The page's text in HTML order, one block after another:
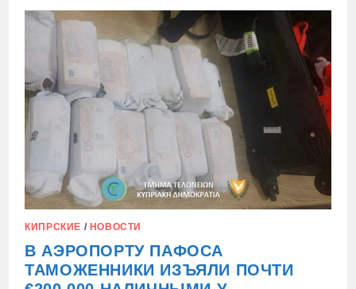
В
«КАЗАХСТАНСКОЙ
ПРАВДЕ»
В
ПРЕДДВЕРИИ
ГОСВИЗИТА
КИПРСКИЕ / НОВОСТИ
В АЭРОПОРТУ ПАФОСА
ТАМОЖЕННИКИ ИЗЪЯЛИ ПОЧТИ